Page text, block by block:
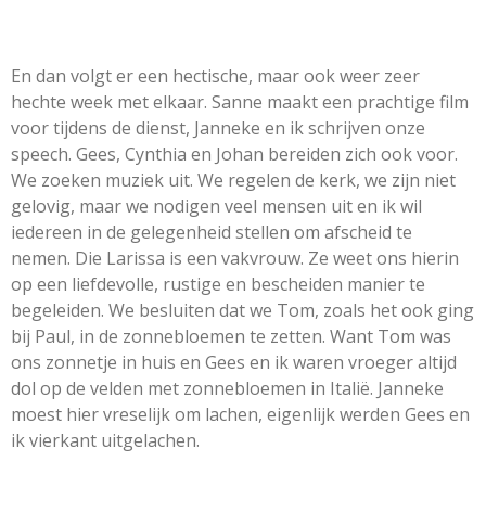
En dan volgt er een hectische, maar ook weer zeer
hechte week met elkaar. Sanne maakt een prachtige film
voor tijdens de dienst, Janneke en ik schrijven onze
speech. Gees, Cynthia en Johan bereiden zich ook voor.
We zoeken muziek uit. We regelen de kerk, we zijn niet
gelovig, maar we nodigen veel mensen uit en ik wil
iedereen in de gelegenheid stellen om afscheid te
nemen. Die Larissa is een vakvrouw. Ze weet ons hierin
op een liefdevolle, rustige en bescheiden manier te
begeleiden. We besluiten dat we Tom, zoals het ook ging
bij Paul, in de zonnebloemen te zetten. Want Tom was
ons zonnetje in huis en Gees en ik waren vroeger altijd
dol op de velden met zonnebloemen in Italië. Janneke
moest hier vreselijk om lachen, eigenlijk werden Gees en
ik vierkant uitgelachen.